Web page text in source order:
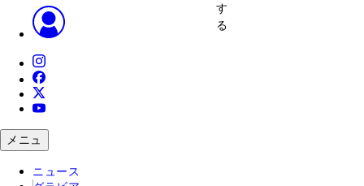
す
る
メニュ
ニュース